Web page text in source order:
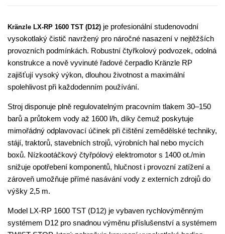
Kränzle LX-RP 1600 TST (D12) je profesionální studenovodní
vysokotlaký čistič navržený pro náročné nasazení v nejtěžších
provozních podmínkách. Robustní čtyřkolový podvozek, odolná
konstrukce a nově vyvinuté řadové čerpadlo Kränzle RP
zajišťují vysoký výkon, dlouhou životnost a maximální
spolehlivost při každodenním používání.
Stroj disponuje plně regulovatelným pracovním tlakem 30–150
barů a průtokem vody až 1600 l/h, díky čemuž poskytuje
mimořádný odplavovací účinek při čištění zemědělské techniky,
stájí, traktorů, stavebních strojů, výrobních hal nebo mycích
boxů. Nízkootáčkový čtyřpólový elektromotor s 1400 ot./min
snižuje opotřebení komponentů, hlučnost i provozní zatížení a
zároveň umožňuje přímé nasávání vody z externích zdrojů do
výšky 2,5 m.
Model LX-RP 1600 TST (D12) je vybaven rychlovýměnným
systémem D12 pro snadnou výměnu příslušenství a systémem